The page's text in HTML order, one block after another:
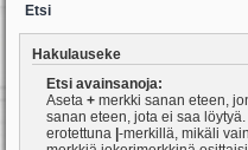
Etsi
Hakulauseke
Etsi avainsanoja:
Aseta + merkki sanan eteen,
sanan eteen, jota ei saa
erotettuna -merkillä, mikäli